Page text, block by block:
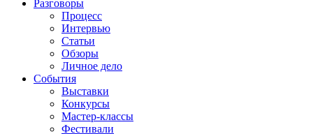
Разговоры
Процесс
Интервью
Статьи
Обзоры
Личное дело
События
Выставки
Конкурсы
Мастер-классы
Фестивали